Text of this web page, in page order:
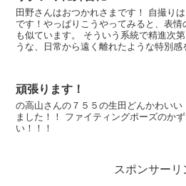
田野さんはおつかれさまです！ 自撮り
です！やっぱりこうやってみると、表
も似ています。 そういう系統で精進次
うな、日常から遠く離れたような特別感
頑張ります！
の高山さんの７５５の生田どんかわい
ました！！ ファイティングポーズのか
い！！！
スポンサーリ